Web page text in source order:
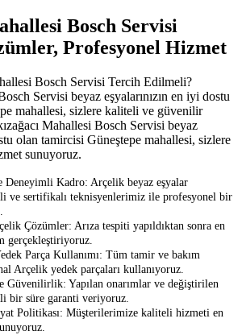
Bosch Servisi
Profesyonel Hizmet
Bosch Servisi Tercih Edilmeli?
Servisi beyaz eşyalarınızın en iyi dostu
mahallesi, sizlere kaliteli ve güvenilir
Mahallesi Bosch Servisi beyaz
olan tamircisi Güneştepe mahallesi, sizlere
sunuyoruz.
Deneyimli Kadro: Arçelik beyaz eşyalar
ve sertifikalı teknisyenlerimiz ile profesyonel bir
Çözümler: Arıza tespiti yapıldıktan sonra en
gerçekleştiriyoruz.
Parça Kullanımı: Tüm tamir ve bakım
Arçelik yedek parçaları kullanıyoruz.
Güvenilirlik: Yapılan onarımlar ve değiştirilen
bir süre garanti veriyoruz.
Politikası: Müşterilerimize kaliteli hizmeti en